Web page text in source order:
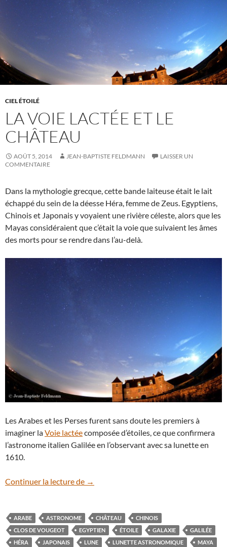
CIEL ÉTOILÉ
LA VOIE LACTÉE ET LE
CHÂTEAU
AOÛT 5, 2014 JEAN-BAPTISTE FELDMANN
LAISSER UN
COMMENTAIRE
Dans la mythologie grecque, cette bande laiteuse était le lait
échappé du sein de la déesse Héra, femme de Zeus. Egyptiens,
Chinois et Japonais y voyaient une rivière céleste, alors que les
Mayas considéraient que c’était la voie que suivaient les âmes
des morts pour se rendre dans l’au-delà.
Les Arabes et les Perses furent sans doute les premiers à
imaginer laVoie lactéecomposée d’étoiles, ce que confirmera
l’astronome italien Galilée en l’observant avec sa lunette en
1610.
Continuer la lecture de La Voie lactée et le château
→
ARABE ASTRONOME CHÂTEAU
CHINOIS
CLOS DE VOUGEOT
EGYPTIEN ÉTOILE GALAXIE
GALILÉE
HÉRA
JAPONAIS LUNE LUNETTE ASTRONOMIQUE MAYA